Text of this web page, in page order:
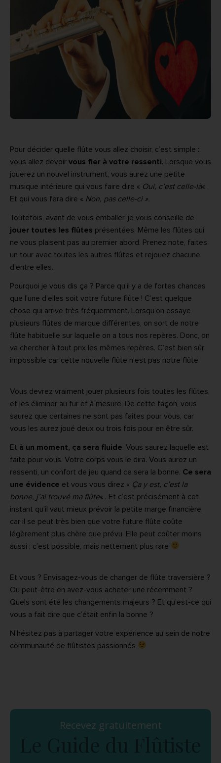
Pour décider quelle flûte vous allez choisir, c’est simple :
vous allez devoir vous fier à votre ressenti. Lorsque vous
jouerez un nouvel instrument, vous aurez une petite
musique intérieure qui vous faire dire « Oui, c’est celle-là« .
Et qui vous fera dire « Non, pas celle-ci ».
Toutefois, avant de vous emballer, je vous conseille de
jouer toutes les flûtes présentées. Même les flûtes qui
ne vous plaisent pas au premier abord. Prenez note, faites
un tour avec toutes les autres flûtes et rejouez chacune
d’entre elles.
Pourquoi je vous dis ça ? Parce qu’il y a de fortes chances
que l’une d’elles soit votre future flûte ! C’est quelque
chose qui arrive très fréquemment. Lorsqu’on essaye
plusieurs flûtes de marque différentes, on sort de notre
flûte habituelle sur laquelle on a tous nos repères. Donc, on
va chercher à tout prix les mêmes repères. C’est bien sûr
impossible car cette nouvelle flûte n’est pas notre flûte.
Vous devrez vraiment jouer plusieurs fois toutes les flûtes,
et les éliminer au fur et à mesure. De cette façon, vous
saurez que certaines ne sont pas faites pour vous, car
vous les aurez joué deux ou trois fois pour en être sûr.
Et à un moment, ça sera fluide. Vous saurez laquelle est
faite pour vous. Votre corps vous le dira. Vous aurez un
ressenti, un confort de jeu quand ce sera la bonne. Ce sera
une évidence et vous vous direz « Ça y est, c’est la
bonne, j’ai trouvé ma flûte« . Et c’est précisément à cet
instant qu’il vaut mieux prévoir la petite marge financière,
car il se peut très bien que votre future flûte coûte
légèrement plus chère que prévu. Elle peut coûter moins
aussi ; c’est possible, mais nettement plus rare
Et vous ? Envisagez-vous de changer de flûte traversière ?
Ou peut-être en avez-vous acheter une récemment ?
Quels sont été les changements majeurs ? Et qu’est-ce qui
vous a fait dire que c’était enfin la bonne ?
N’hésitez pas à partager votre expérience au sein de notre
communauté de flûtistes passionnés
Recevez gratuitement